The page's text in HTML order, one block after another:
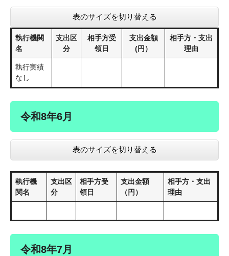
表のサイズを切り替える
執行機関
名
支出区
分
相手方受
領日
支出金額
(円）
相手方・支出
理由
執行実績
なし
令和8年6月
表のサイズを切り替える
執行機
関名
支出区
分
相手方受
領日
支出金額
（円）
相手方・支出
理由
令和8年7月